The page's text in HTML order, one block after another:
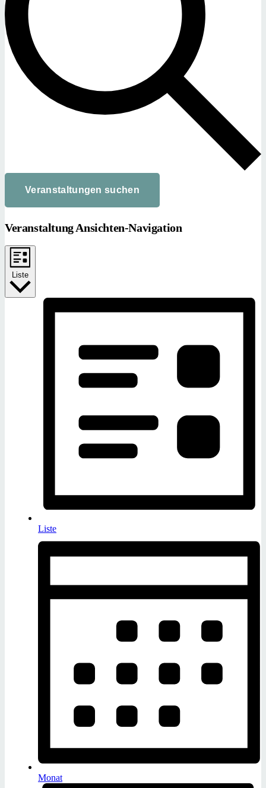
Veranstaltungen suchen
Veranstaltung Ansichten-Navigation
Liste
Liste
Monat